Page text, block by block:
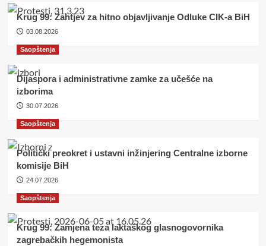
Krug 99: Zahtjev za hitno objavljivanje Odluke CIK-a BiH
03.08.2026
Saopštenja
Dijaspora i administrativne zamke za učešće na
izborima
30.07.2026
Saopštenja
Politički preokret i ustavni inžinjering Centralne izborne
komisije BiH
24.07.2026
Saopštenja
Krug 99: Zamjena teza laktaškog glasnogovornika
zagrebačkih hegemonista